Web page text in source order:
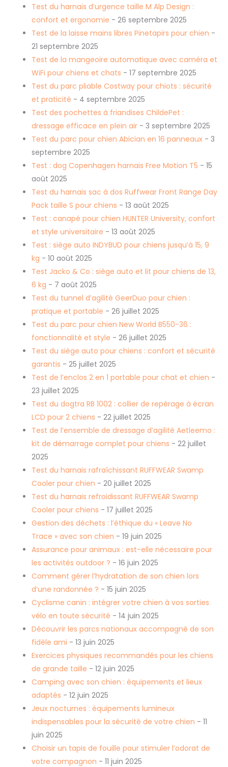
Test du harnais d’urgence taille M Alp Design :
confort et ergonomie - 26 septembre 2025
Test de la laisse mains libres Pinetapirs pour chien -
21 septembre 2025
Test de la mangeoire automatique avec caméra et
WiFi pour chiens et chats - 17 septembre 2025
Test du parc pliable Costway pour chiots : sécurité
et praticité - 4 septembre 2025
Test des pochettes à friandises ChildePet :
dressage efficace en plein air - 3 septembre 2025
Test du parc pour chien Abician en 16 panneaux - 3
septembre 2025
Test : dog Copenhagen harnais Free Motion T5 - 15
août 2025
Test du harnais sac à dos Ruffwear Front Range Day
Pack taille S pour chiens - 13 août 2025
Test : canapé pour chien HUNTER University, confort
et style universitaire - 13 août 2025
Test : siège auto INDYBUD pour chiens jusqu’à 15, 9
kg - 10 août 2025
Test Jacko & Co : siège auto et lit pour chiens de 13,
6 kg - 7 août 2025
Test du tunnel d’agilité GeerDuo pour chien :
pratique et portable - 26 juillet 2025
Test du parc pour chien New World B550-36 :
fonctionnalité et style - 26 juillet 2025
Test du siège auto pour chiens : confort et sécurité
garantis - 25 juillet 2025
Test de l’enclos 2 en 1 portable pour chat et chien -
23 juillet 2025
Test du dogtra RB 1002 : collier de repérage à écran
LCD pour 2 chiens - 22 juillet 2025
Test de l’ensemble de dressage d’agilité Aetleemo :
kit de démarrage complet pour chiens - 22 juillet
2025
Test du harnais rafraîchissant RUFFWEAR Swamp
Cooler pour chien - 20 juillet 2025
Test du harnais refroidissant RUFFWEAR Swamp
Cooler pour chiens - 17 juillet 2025
Gestion des déchets : l’éthique du « Leave No
Trace » avec son chien - 19 juin 2025
Assurance pour animaux : est-elle nécessaire pour
les activités outdoor ? - 16 juin 2025
Comment gérer l’hydratation de son chien lors
d’une randonnée ? - 15 juin 2025
Cyclisme canin : intégrer votre chien à vos sorties
vélo en toute sécurité - 14 juin 2025
Découvrir les parcs nationaux accompagné de son
fidèle ami - 13 juin 2025
Exercices physiques recommandés pour les chiens
de grande taille - 12 juin 2025
Camping avec son chien : équipements et lieux
adaptés - 12 juin 2025
Jeux nocturnes : équipements lumineux
indispensables pour la sécurité de votre chien - 11
juin 2025
Choisir un tapis de fouille pour stimuler l’odorat de
votre compagnon - 11 juin 2025